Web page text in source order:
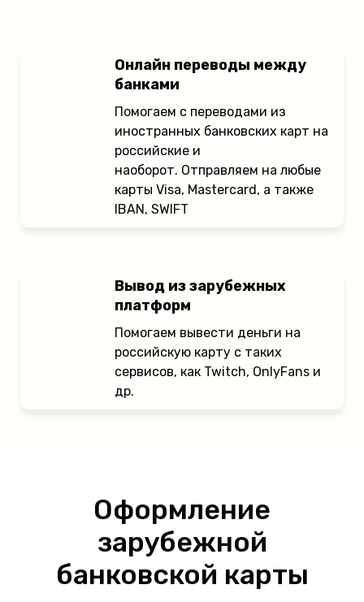
Онлайн переводы между
банками
Помогаем с переводами из
иностранных банковских карт на
российские и
наоборот. Отправляем на любые
карты Visa, Mastercard, а также
IBAN, SWIFT
Вывод из зарубежных
платформ
Помогаем вывести деньги на
российскую карту с таких
сервисов, как Twitch, OnlyFans и
др.
Оформление
зарубежной
банковской карты